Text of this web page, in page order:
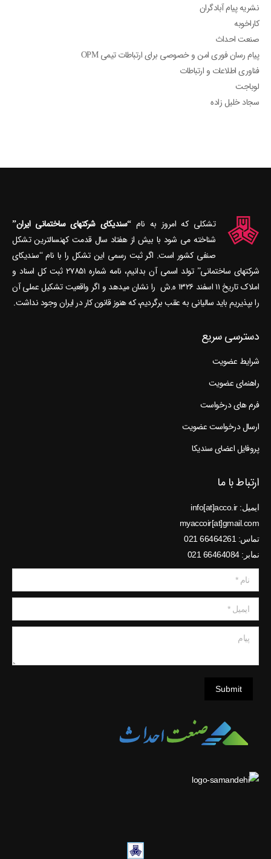
نشریه پیام آبادگران
کاراخوبه
صنعت احداث
پیام رسان فوری امن و خصوصی برای ارتباطات تیمی OPM
فناوری اطلاعات و ارتباطات
لوباجت
سجاد خلیل زاده
تشکلی که امروز به نام“سندیکای شرکتهای ساختمانی ایران”
شناخته می‎ شود با بیش از هفتاد سال قدمت کهنسال‎ترین تشکل
صنفی کشور است. اگر ثبت رسمی این تشکل را با نام “سندیکای
شرکتهای ساختمانی” تولد اسمی آن بدانیم، نامه شماره ۲۷۸۵۱ ثبت کل اسناد و
املاک تاریخ ۱۱ اسفند ۱۳۲۶ ه.ش را نشان می‎دهد و اگر واقعیت تشکیل عملی آن
را بپذیریم باید سالیانی به عقب برگردیم، که هنوز قانون کار در ایران وجود نداشت.
دسترسی سریع
شرایط عضویت
راهنمای عضویت
فرم های درخواست
ارسال درخواست عضویت
پروفایل اعضای سندیکا
ارتباط با ما
ایمیل: info[at]acco.ir
myaccoir[at]gmail.com
تماس: 66464261 021
نمابر: 66464084 021
نام *
ایمیل *
Submit